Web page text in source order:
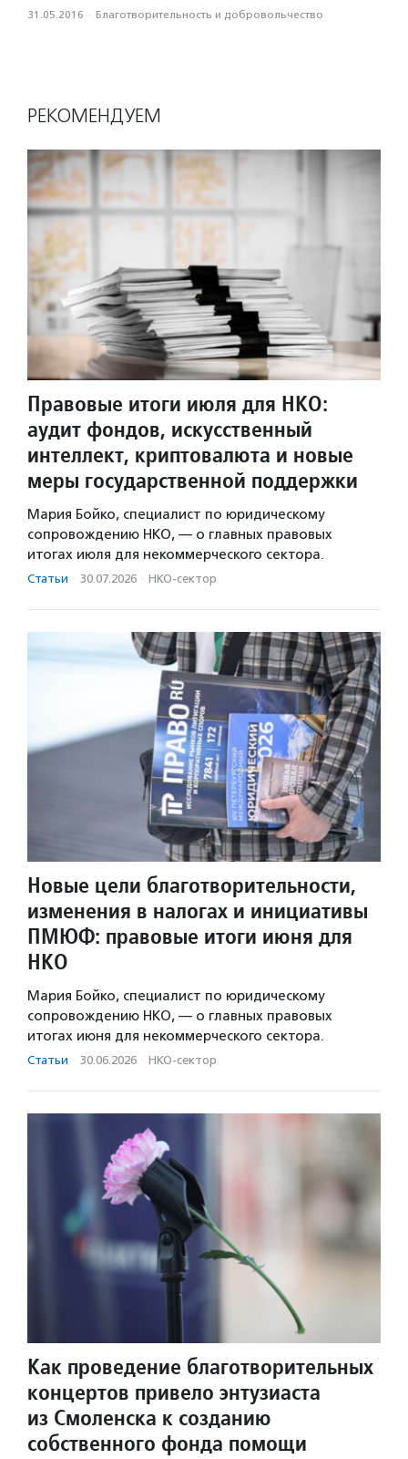
31.05.2016 · Благотвори­тель­ность и доброволь­чест­во
РЕКОМЕНДУЕМ
Правовые итоги июля для НКО:
аудит фондов, искусственный
интеллект, криптовалюта и новые
меры государственной поддержки
Мария Бойко, специалист по юридическому
сопровождению НКО, — о главных правовых
итогах июля для некоммерческого сектора.
Статьи · 30.07.2026 · НКО-сектор
Новые цели благотворительности,
изменения в налогах и инициативы
ПМЮФ: правовые итоги июня для
НКО
Мария Бойко, специалист по юридическому
сопровождению НКО, — о главных правовых
итогах июня для некоммерческого сектора.
Статьи · 30.06.2026 · НКО-сектор
Как проведение благотворительных
концертов привело энтузиаста
из Смоленска к созданию
собственного фонда помощи